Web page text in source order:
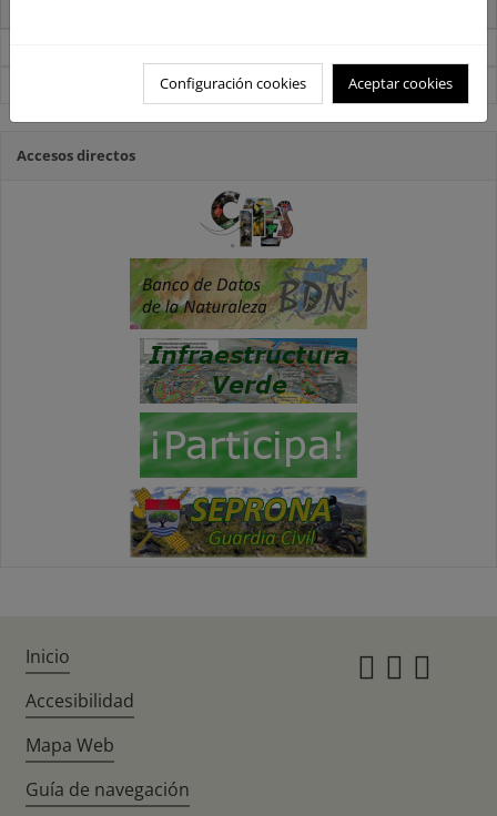
Ver todas las noticias
Accesos directos
Configuración cookies Aceptar cookies
Inicio
Accesibilidad
Mapa Web
Guía de navegación